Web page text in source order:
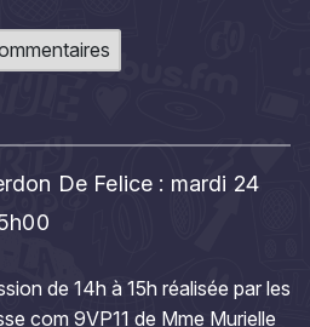
De Felice : mardi 24
de 14h à 15h réalisée par les
com 9VP11 de Mme Murielle